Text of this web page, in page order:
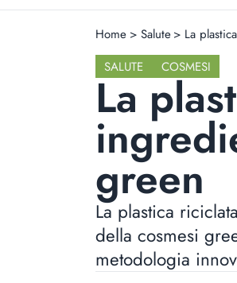
Home > Salute > La
SALUTE
COSMESI
La
green
La plastica
della cosmesi
metodologia